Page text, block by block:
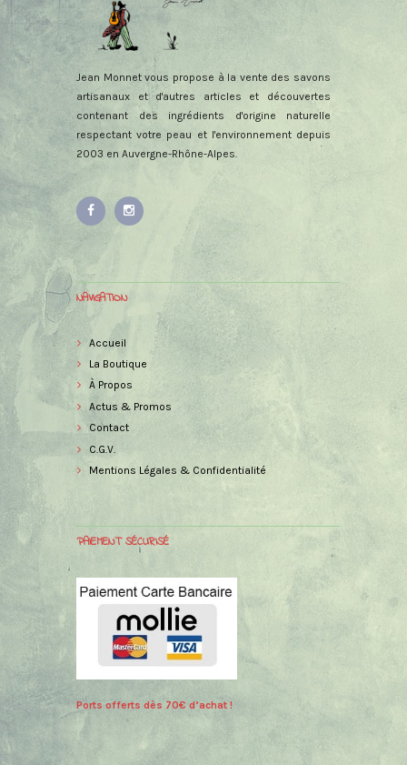
Jean Monnet vous propose à la vente des savons
artisanaux et d'autres articles et découvertes
contenant des ingrédients d'origine naturelle
respectant votre peau et l'environnement depuis
2003 en Auvergne-Rhône-Alpes.
NAVIGATION
Accueil
La Boutique
À Propos
Actus & Promos
Contact
C.G.V.
Mentions Légales & Confidentialité
PAIEMENT SÉCURISÉ
Ports offerts dès 70€ d’achat !